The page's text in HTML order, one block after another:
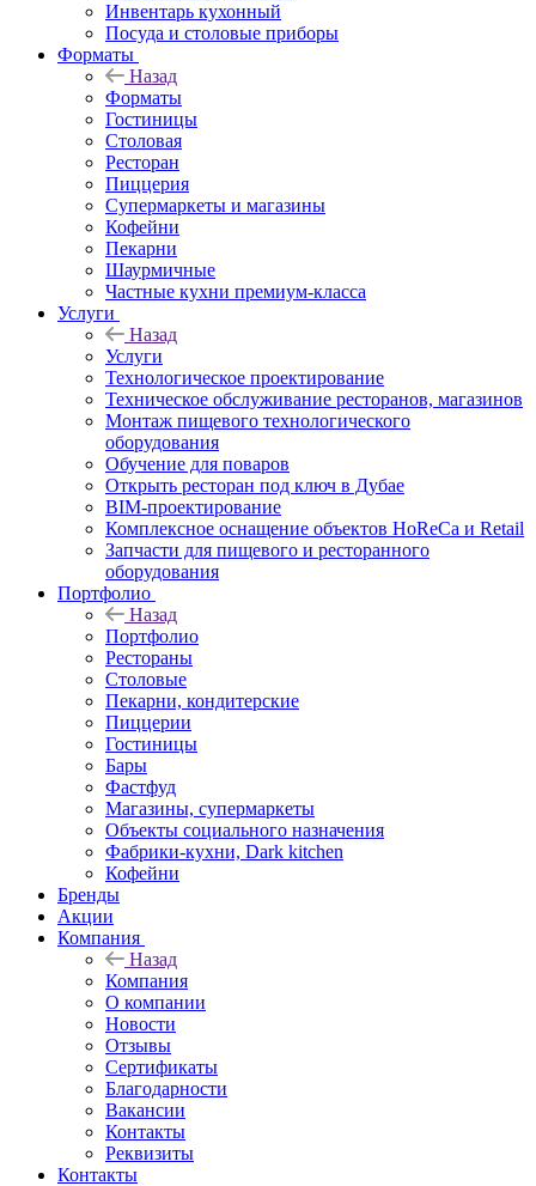
Инвентарь кухонный
Посуда и столовые приборы
Форматы
Назад
Форматы
Гостиницы
Столовая
Ресторан
Пиццерия
Супермаркеты и магазины
Кофейни
Пекарни
Шаурмичные
Частные кухни премиум-класса
Услуги
Назад
Услуги
Технологическое проектирование
Техническое обслуживание ресторанов, магазинов
Монтаж пищевого технологического
оборудования
Обучение для поваров
Открыть ресторан под ключ в Дубае
BIM-проектирование
Комплексное оснащение объектов HoReCa и Retail
Запчасти для пищевого и ресторанного
оборудования
Портфолио
Назад
Портфолио
Рестораны
Столовые
Пекарни, кондитерские
Пиццерии
Гостиницы
Бары
Фастфуд
Магазины, супермаркеты
Объекты социального назначения
Фабрики-кухни, Dark kitchen
Кофейни
Бренды
Акции
Компания
Назад
Компания
О компании
Новости
Отзывы
Сертификаты
Благодарности
Вакансии
Контакты
Реквизиты
Контакты